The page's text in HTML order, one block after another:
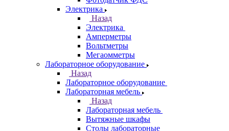
Электрика
Назад
Электрика
Амперметры
Вольтметры
Мегаомметры
Лабораторное оборудование
Назад
Лабораторное оборудование
Лабораторная мебель
Назад
Лабораторная мебель
Вытяжные шкафы
Столы лабораторные